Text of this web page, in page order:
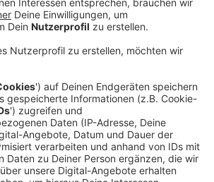
heute Abend in der Stadthalle
Schritte.
geben, auf denen sie ihre
können. Eine beschäftigt sich damit,
aussehen soll. Auf einer zweiten
zum Ablauf des Verfahrens
Und dann gibt es da noch eine
"Briefkasten" heißt: Da können Bürger